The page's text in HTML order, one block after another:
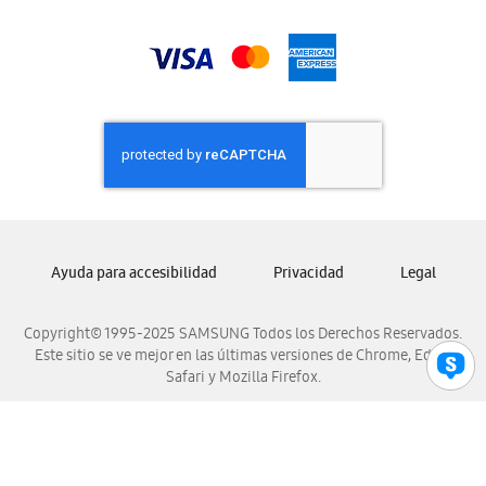
Samsung Nicaragua
Samsung Panamá
Samsung República Dominicana
Samsung Venezuela
Copyright© 1995-2025 SAMSUNG Todos los Derechos Reservados.
Este sitio se ve mejor en las últimas versiones de Chrome, Edge,
Safari y Mozilla Firefox.
Ayuda para accesibilidad Privacidad Legal